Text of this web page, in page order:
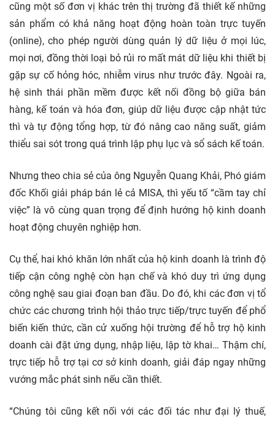
cũng một số đơn vị khác trên thị trường đã thiết kế những
sản phẩm có khả năng hoạt động hoàn toàn trực tuyến
(online), cho phép người dùng quản lý dữ liệu ở mọi lúc,
mọi nơi, đồng thời loại bỏ rủi ro mất mát dữ liệu khi thiết bị
gặp sự cố hỏng hóc, nhiễm virus như trước đây. Ngoài ra,
hệ sinh thái phần mềm được kết nối đồng bộ giữa bán
hàng, kế toán và hóa đơn, giúp dữ liệu được cập nhật tức
thì và tự động tổng hợp, từ đó nâng cao năng suất, giảm
thiểu sai sót trong quá trình lập phụ lục và sổ sách kế toán.
Nhưng theo chia sẻ của ông Nguyễn Quang Khải, Phó giám
đốc Khối giải pháp bán lẻ cả MISA, thì yếu tố “cầm tay chỉ
việc” là vô cùng quan trọng để định hướng hộ kinh doanh
hoạt động chuyên nghiệp hơn.
Cụ thể, hai khó khăn lớn nhất của hộ kinh doanh là trình độ
tiếp cận công nghệ còn hạn chế và khó duy trì ứng dụng
công nghệ sau giai đoạn ban đầu. Do đó, khi các đơn vị tổ
chức các chương trình hội thảo trực tiếp/trực tuyến để phổ
biến kiến thức, cần cử xuống hội trường để hỗ trợ hộ kinh
doanh cài đặt ứng dụng, nhập liệu, lập tờ khai… Thậm chí,
trực tiếp hỗ trợ tại cơ sở kinh doanh, giải đáp ngay những
vướng mắc phát sinh nếu cần thiết.
“Chúng tôi cũng kết nối với các đối tác như đại lý thuế,